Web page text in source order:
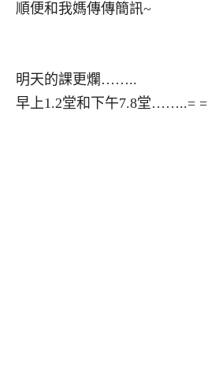
順便和我媽傳傳簡訊~
明天的課更爛……..
早上1.2堂和下午7.8堂……..= =